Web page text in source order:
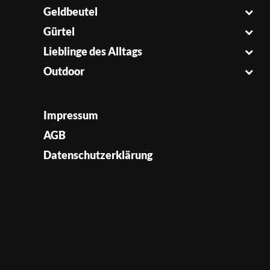
Geldbeutel
Gürtel
Lieblinge des Alltags
Outdoor
Impressum
AGB
Datenschutzerklärung